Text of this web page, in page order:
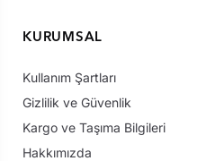
KURUMSAL
Kullanım Şartları
Gizlilik ve Güvenlik
Kargo ve Taşıma Bilgileri
Hakkımızda